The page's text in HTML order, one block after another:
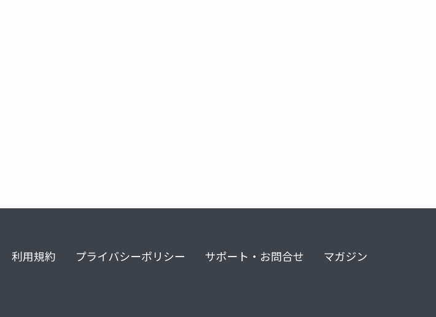
利用規約 プライバシーポリシー サポート・お問合せ マガジン